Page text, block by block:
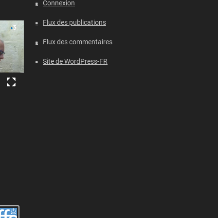
Connexion
Flux des publications
Flux des commentaires
Site de WordPress-FR